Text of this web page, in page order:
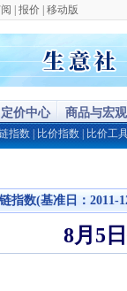
报价 移动版
定价中心 商品与宏观
指数 比价指数 比价工
指数(基准日：2011-
8月5